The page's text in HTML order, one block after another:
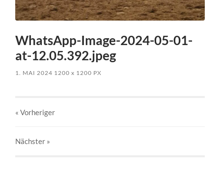
WhatsApp-Image-2024-05-01-
at-12.05.392.jpeg
1. MAI 2024 1200x 1200 PX
« Vorheriger
Nächster »